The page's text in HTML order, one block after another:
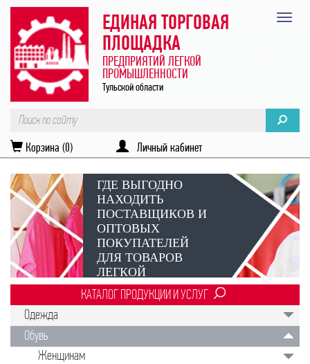
ЕДИНАЯ ТОРГОВАЯ
ПЛОЩАДКА
ПРЕДПРИЯТИЙ ЛЕГКОЙ
ПРОМЫШЛЕННОСТИ
Тульской области
Корзина (0) Личный кабинет
ГДЕ ВЫГОДНО
НАХОДИТЬ
ПОСТАВЩИКОВ И
ОПТОВЫХ
ПОКУПАТЕЛЕЙ
ДЛЯ ТОВАРОВ
ЛЕГКОЙ
ПРОМЫШЛЕННОСТИ?
Век онлайн-коммуникаций
руководителей предприятий,
специалистов отдела продаж.
КАТАЛОГ ПРОДУКЦИИ И УСЛУГ
Одежда
Обувь
Женщинам